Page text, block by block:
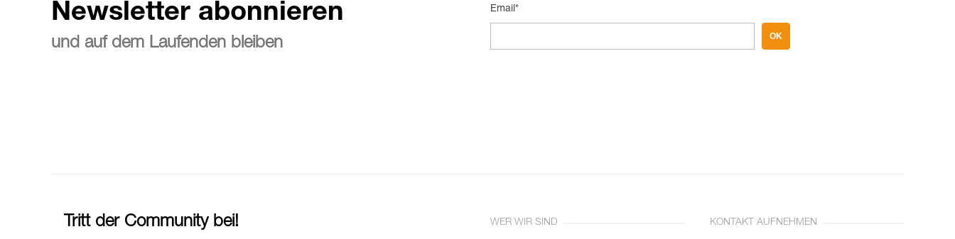
Newsletter abonnieren
und auf dem Laufenden bleiben
Email*
OK
Tritt der Community bei! WER WIR SIND KONTAKT AUFNEHMEN